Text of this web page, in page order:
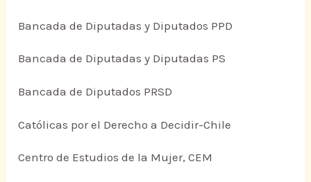
Bancada de Diputadas y Diputados PPD
Bancada de Diputadas y Diputadas PS
Bancada de Diputados PRSD
Católicas por el Derecho a Decidir-Chile
Centro de Estudios de la Mujer, CEM